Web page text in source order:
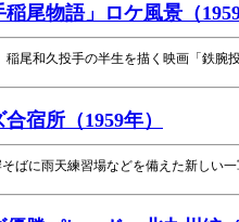
尾物語」ロケ風景（
稲尾和久投手の半生を描く映画「鉄腕
宿所（1959年）
ばに雨天練習場などを備えた新しい